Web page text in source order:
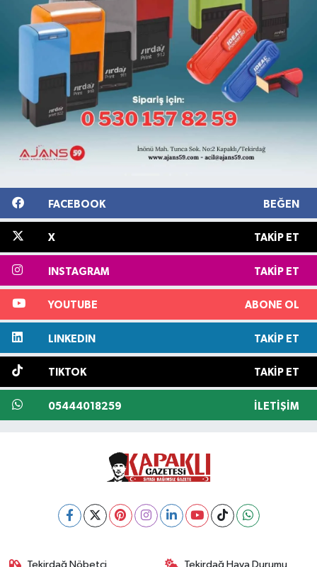
FACEBOOK BEĞEN
X TAKIP ET
INSTAGRAM TAKIP ET
YOUTUBE ABONE OL
LINKEDIN TAKIP ET
TIKTOK TAKIP ET
05444018259 İLETIŞIM
Tekirdağ Nöbetçi Tekirdağ Hava Durumu